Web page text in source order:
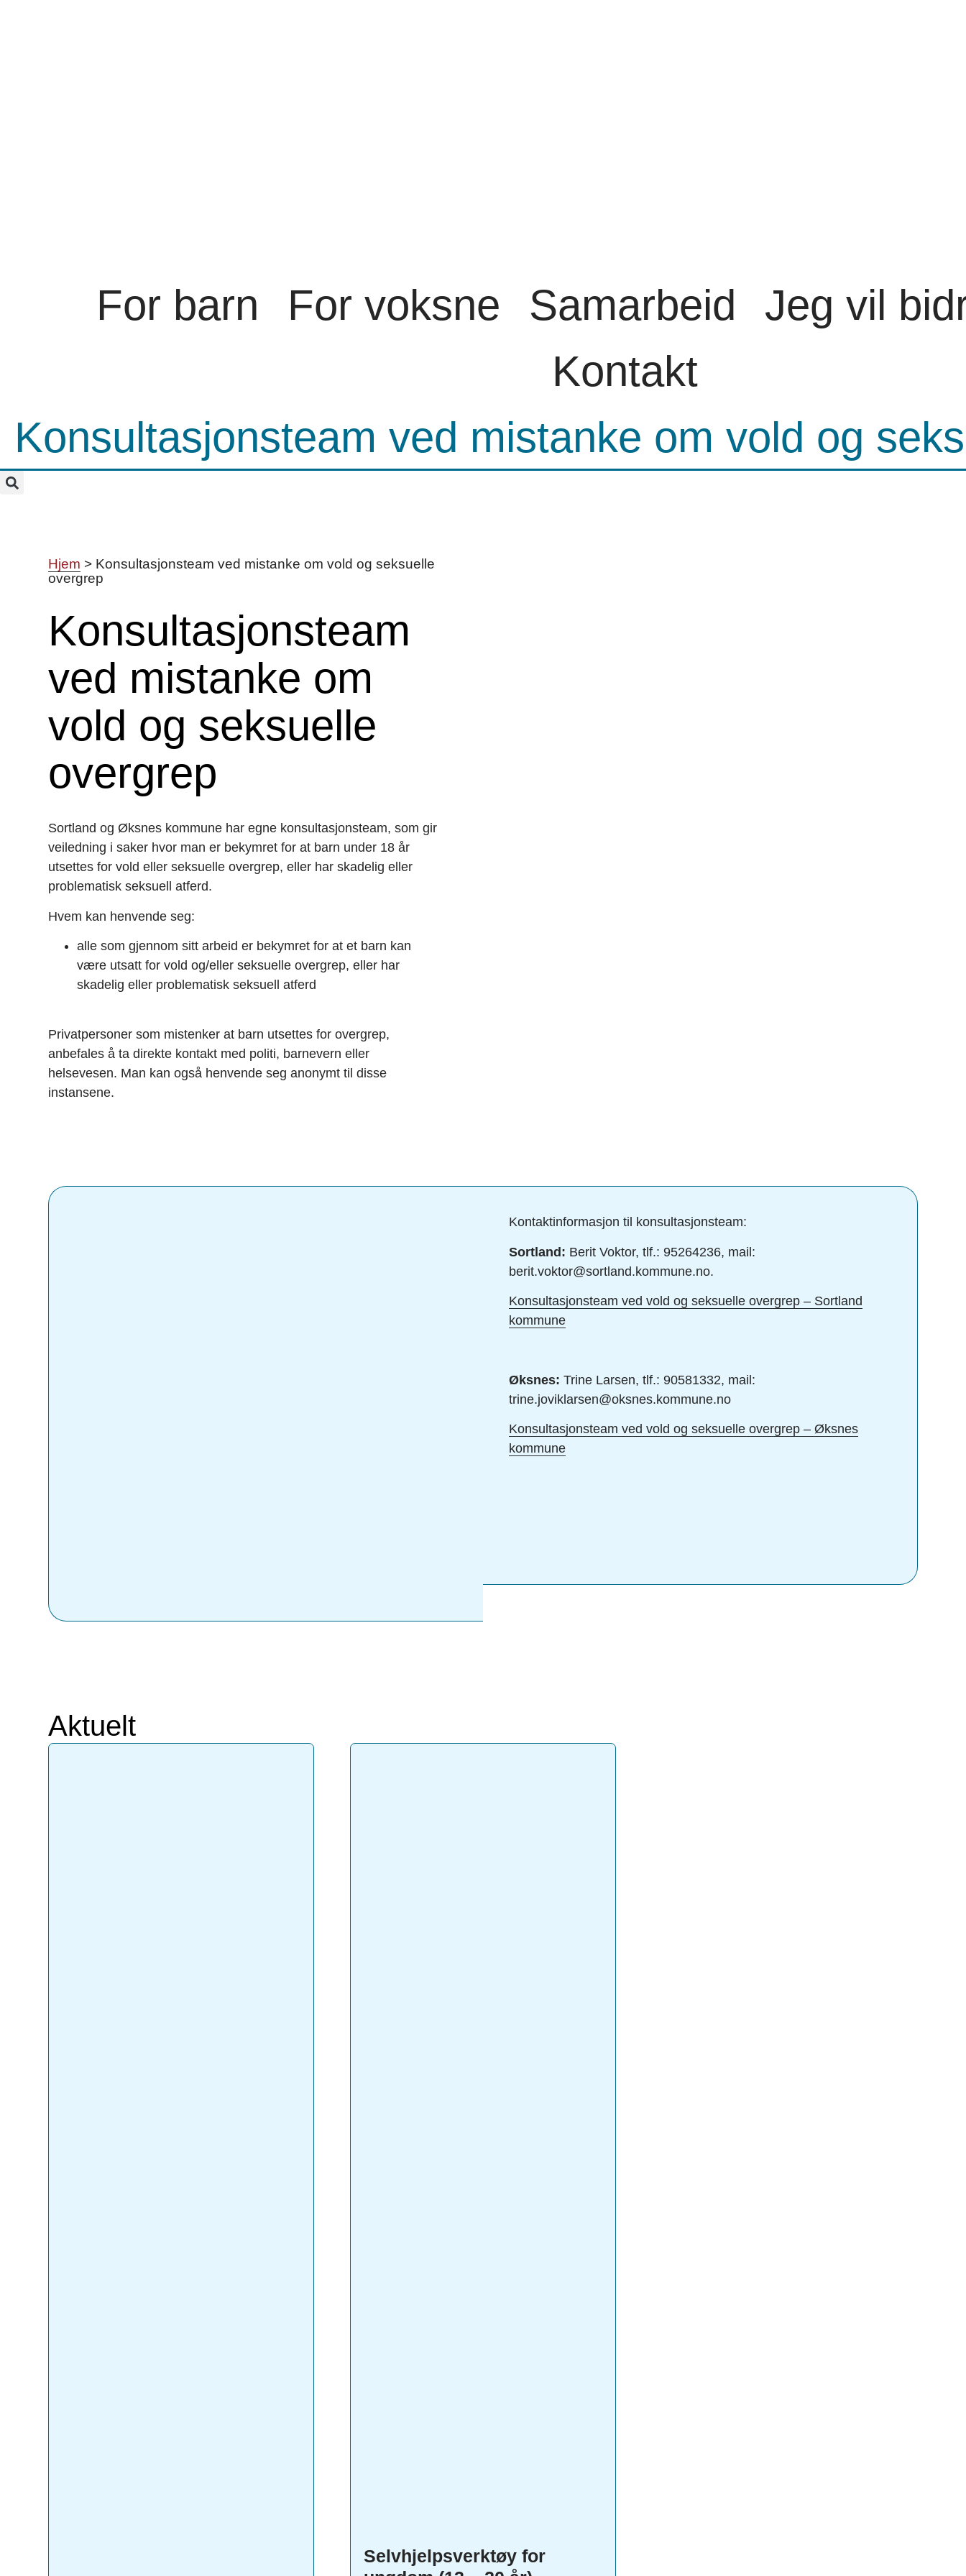
For barn For voksne Samarbeid
Jeg vil
Kontakt
Konsultasjonsteam ved mistanke om vold og
Hjem > Konsultasjonsteam ved mistanke om vold og seksuelle
overgrep
Konsultasjonsteam
ved mistanke om
vold og seksuelle
overgrep
Sortland og Øksnes kommune har egne konsultasjonsteam, som gir
veiledning i saker hvor man er bekymret for at barn under 18 år
utsettes for vold eller seksuelle overgrep, eller har skadelig eller
problematisk seksuell atferd.
Hvem kan henvende seg:
alle som gjennom sitt arbeid er bekymret for at et barn kan
være utsatt for vold og/eller seksuelle overgrep, eller har
skadelig eller problematisk seksuell atferd
Privatpersoner som mistenker at barn utsettes for overgrep,
anbefales å ta direkte kontakt med politi, barnevern eller
helsevesen. Man kan også henvende seg anonymt til disse
instansene.
Kontaktinformasjon til konsultasjonsteam:
Sortland: Berit Voktor, tlf.: 95264236, mail:
berit.voktor@sortland.kommune.no.
Konsultasjonsteam ved vold og seksuelle overgrep – Sortland
kommune
Øksnes: Trine Larsen, tlf.: 90581332, mail:
trine.joviklarsen@oksnes.kommune.no
Konsultasjonsteam ved vold og seksuelle overgrep – Øksnes
kommune
Aktuelt
Selvhjelpsverktøy for